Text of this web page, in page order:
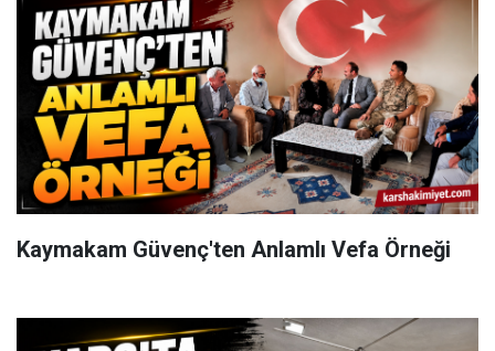
Kaymakam Güvenç'ten Anlamlı Vefa Örneği